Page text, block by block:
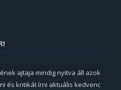
ajtaja mindig nyitva áll azok
és kritikát írni aktuális kedvenc